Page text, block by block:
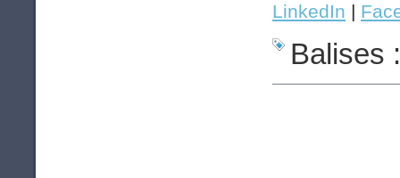
LinkedIn |
Balises